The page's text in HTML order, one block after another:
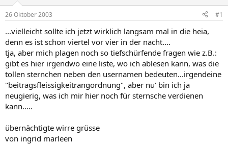
e
r
t
a
m
26 Oktober 2003 #1
...vielleicht sollte ich jetzt wirklich langsam mal in die heia,
denn es ist schon viertel vor vier in der nacht....
tja, aber mich plagen noch so tiefschürfende fragen wie z.B.:
gibt es hier irgendwo eine liste, wo ich ablesen kann, was die
tollen sternchen neben den usernamen bedeuten...irgendeine
"beitragsfleissigkeitrangordnung", aber nu' bin ich ja
neugierig, was ich mir hier noch für sternsche verdienen
kann.....
übernächtigte wirre grüsse
von ingrid marleen